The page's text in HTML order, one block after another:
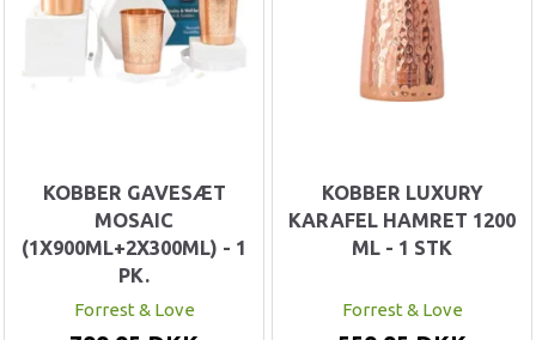
KOBBER GAVESÆT
MOSAIC
(1X900ML+2X300ML) - 1
PK.
Forrest & Love
KOBBER LUXURY
KARAFEL HAMRET 1200
ML - 1 STK
Forrest & Love